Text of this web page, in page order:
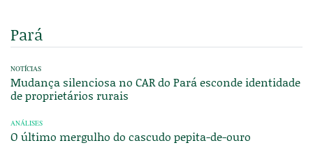
Pará
NOTÍCIAS
Mudança silenciosa no CAR do Pará esconde identidade
de proprietários rurais
ANÁLISES
O último mergulho do cascudo pepita-de-ouro